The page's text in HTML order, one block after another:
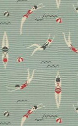
und
2025
zu den